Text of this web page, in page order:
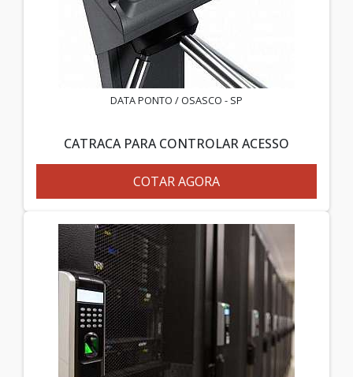
DATA PONTO / OSASCO - SP
CATRACA PARA CONTROLAR ACESSO
COTAR AGORA